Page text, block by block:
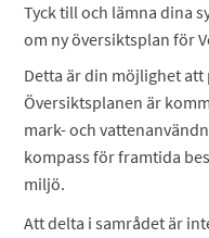
Tyck till och lämna dina
om ny översiktsplan för
Detta är din möjlighet
Översiktsplanen är
mark- och
kompass för framtida
miljö.
Att delta i samrådet är